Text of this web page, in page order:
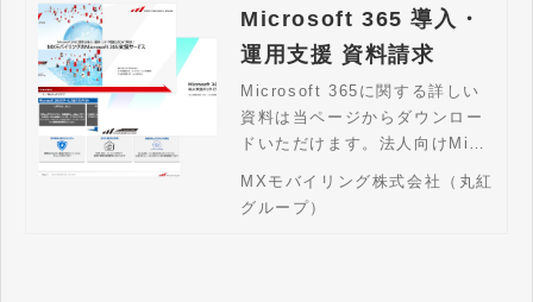
Microsoft 365 導入・
運用支援 資料請求
Microsoft 365に関する詳しい
資料は当ページからダウンロー
ドいただけます。法人向けMicr
osoft 365の導入から運用まで
ワンストップ対応。クラウドの
MXモバイリング株式会社（丸紅
グループ）